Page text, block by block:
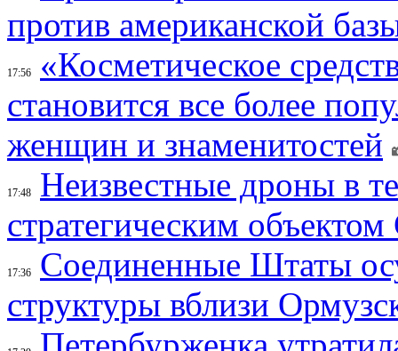
против американской
17:56
«Косметическое
становится все более
женщин и знаменитостей
17:48
Неизвестные дроны в
стратегическим
17:36
Соединенные Штаты
структуры вблизи